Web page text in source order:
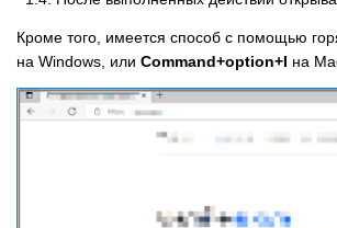
Кроме того, имеется способ с помощью
на Windows, или Command+option+I на